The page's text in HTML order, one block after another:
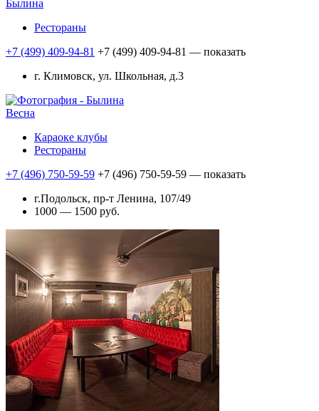
Былина
Рестораны
+7 (499) 409-94-81 +7 (499) 409-94-81 — показать
г. Климовск, ул. Школьная, д.3
Весна
Караоке клубы
Рестораны
+7 (496) 750-59-59 +7 (496) 750-59-59 — показать
г.Подольск, пр-т Ленина, 107/49
1000 — 1500 руб.